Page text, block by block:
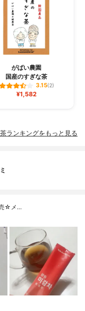
がばい農園
国産のすぎな茶
3.15(2)
¥1,582
ランキングをもっと見る
売☆メ…